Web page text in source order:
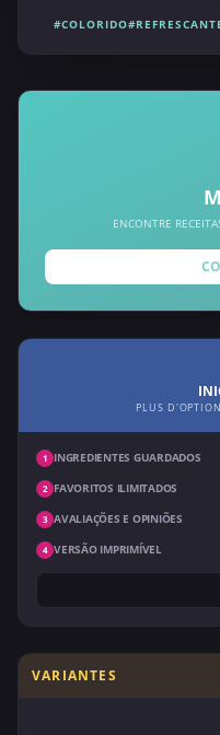
#COLORIDO
ENCONTRE
PLUS
1 INGREDIENTES GUARDADOS
2 FAVORITOS ILIMITADOS
3 AVALIAÇÕES E OPINIÕES
4 VERSÃO IMPRIMÍVEL
VARIANTES